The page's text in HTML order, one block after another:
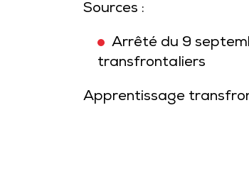
Sources :
Arrêté du 9
transfrontaliers
Apprentissage